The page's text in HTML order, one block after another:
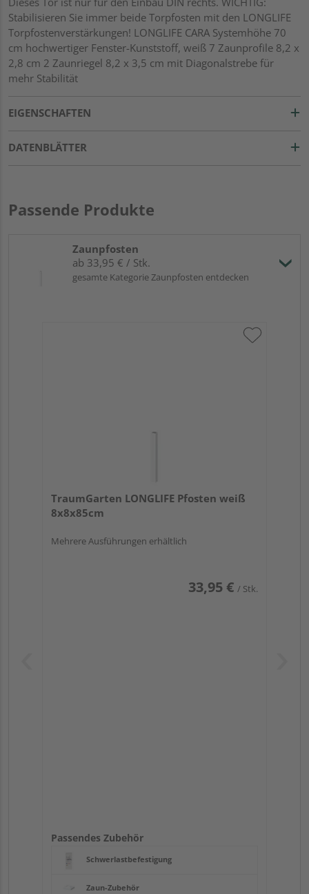
Stabilisieren Sie immer beide Torpfosten mit den LONGLIFE
Torpfostenverstärkungen! LONGLIFE CARA Systemhöhe 70
cm hochwertiger Fenster-Kunststoff, weiß 7 Zaunprofile 8,2 x
2,8 cm 2 Zaunriegel 8,2 x 3,5 cm mit Diagonalstrebe für
mehr Stabilität
EIGENSCHAFTEN
DATENBLÄTTER
Passende Produkte
Zaunpfosten
ab 33,95 € / Stk.
gesamte Kategorie Zaunpfosten entdecken
TraumGarten LONGLIFE Pfosten weiß
8x8x85cm
Mehrere Ausführungen erhältlich
33,95 € / Stk.
Passendes Zubehör
Schwerlastbefestigung
Zaun-Zubehör